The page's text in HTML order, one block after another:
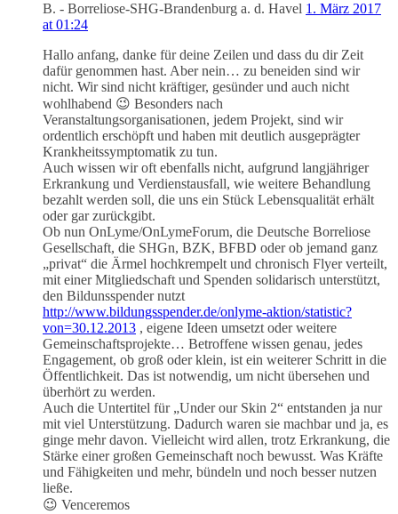
B. - Borreliose-SHG-Brandenburg a. d. Havel 1. März 2017
at 01:24
Hallo anfang, danke für deine Zeilen und dass du dir Zeit
dafür genommen hast. Aber nein… zu beneiden sind wir
nicht. Wir sind nicht kräftiger, gesünder und auch nicht
wohlhabend 😉 Besonders nach
Veranstaltungsorganisationen, jedem Projekt, sind wir
ordentlich erschöpft und haben mit deutlich ausgeprägter
Krankheitssymptomatik zu tun.
Auch wissen wir oft ebenfalls nicht, aufgrund langjähriger
Erkrankung und Verdienstausfall, wie weitere Behandlung
bezahlt werden soll, die uns ein Stück Lebensqualität erhält
oder gar zurückgibt.
Ob nun OnLyme/OnLymeForum, die Deutsche Borreliose
Gesellschaft, die SHGn, BZK, BFBD oder ob jemand ganz
„privat“ die Ärmel hochkrempelt und chronisch Flyer verteilt,
mit einer Mitgliedschaft und Spenden solidarisch unterstützt,
den Bildunsspender nutzt
http://www.bildungsspender.de/onlyme-aktion/statistic?
von=30.12.2013 , eigene Ideen umsetzt oder weitere
Gemeinschaftsprojekte… Betroffene wissen genau, jedes
Engagement, ob groß oder klein, ist ein weiterer Schritt in die
Öffentlichkeit. Das ist notwendig, um nicht übersehen und
überhört zu werden.
Auch die Untertitel für „Under our Skin 2“ entstanden ja nur
mit viel Unterstützung. Dadurch waren sie machbar und ja, es
ginge mehr davon. Vielleicht wird allen, trotz Erkrankung, die
Stärke einer großen Gemeinschaft noch bewusst. Was Kräfte
und Fähigkeiten und mehr, bündeln und noch besser nutzen
ließe.
😉 Venceremos